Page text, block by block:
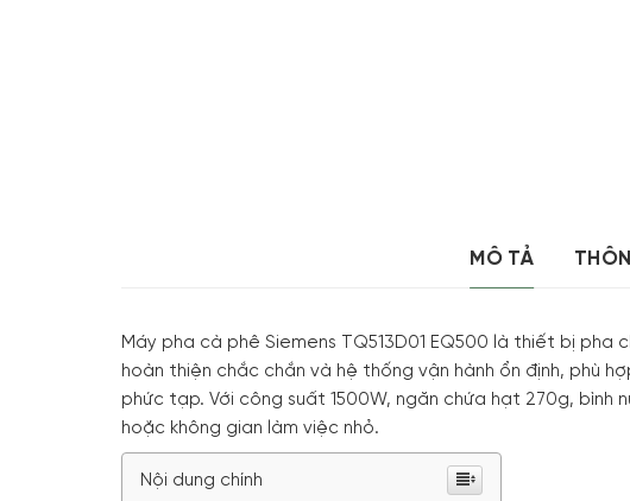
MÔ TẢ
Máy pha cà phê Siemens TQ513D01 EQ500 là thiết bị
hoàn thiện chắc chắn và hệ thống vận hành ổn định, phù
phức tạp. Với công suất 1500W, ngăn chứa hạt 270g,
hoặc không gian làm việc nhỏ.
Nội dung chính